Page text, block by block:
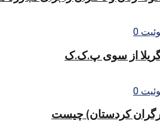
0
گریلا از سوی پ.ک.ک
0
کردستان) چیست